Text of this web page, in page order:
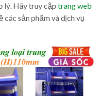
lý. Hãy truy cập trang web
các sản phẩm và dịch vụ